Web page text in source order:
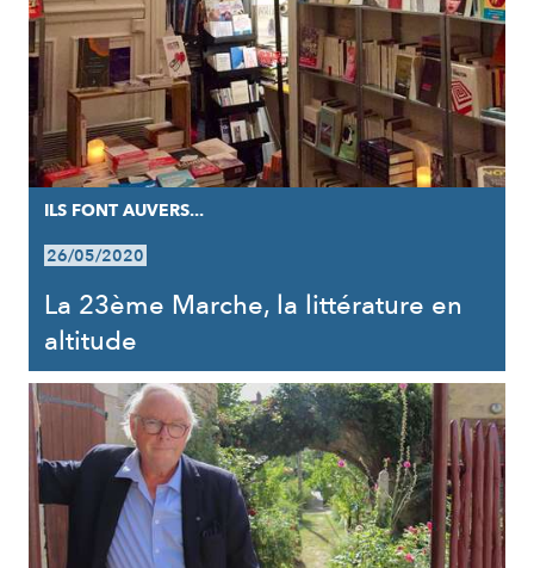
ILS FONT AUVERS...
26/05/2020
La 23ème Marche, la littérature en
altitude